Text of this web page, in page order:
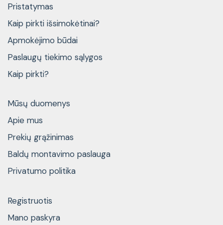
Pristatymas
Kaip pirkti išsimokėtinai?
Apmokėjimo būdai
Paslaugų tiekimo sąlygos
Kaip pirkti?
Mūsų duomenys
Apie mus
Prekių grąžinimas
Baldų montavimo paslauga
Privatumo politika
Registruotis
Mano paskyra